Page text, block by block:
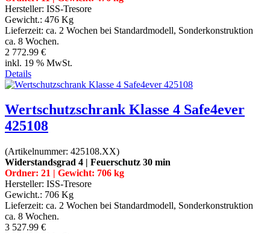
Hersteller: ISS-Tresore
Gewicht.: 476 Kg
Lieferzeit: ca. 2 Wochen bei Standardmodell, Sonderkonstruktion
ca. 8 Wochen.
2 772.99 €
inkl. 19 % MwSt.
Details
Wertschutzschrank Klasse 4 Safe4ever
425108
(Artikelnummer: 425108.XX)
Widerstandsgrad 4 | Feuerschutz 30 min
Ordner: 21 | Gewicht: 706 kg
Hersteller: ISS-Tresore
Gewicht.: 706 Kg
Lieferzeit: ca. 2 Wochen bei Standardmodell, Sonderkonstruktion
ca. 8 Wochen.
3 527.99 €